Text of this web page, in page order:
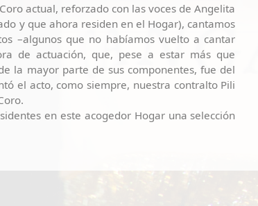
actual, reforzado con las voces de Angelita
y que ahora residen en el Hogar), cantamos
–algunos que no habíamos vuelto a cantar
de actuación, que, pese a estar más que
la mayor parte de sus componentes, fue del
el acto, como siempre, nuestra contralto Pili
en este acogedor Hogar una selección